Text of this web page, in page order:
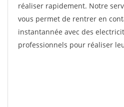
réaliser rapidement. Notre
vous permet de rentrer en
instantannée avec des
professionnels pour réaliser